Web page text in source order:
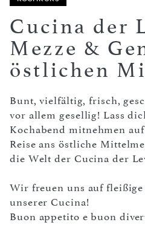
Cucina der
Mezze &
östlichen
Bunt, vielfältig, frisch,
vor allem gesellig! Lass
Kochabend mitnehmen
Reise ans östliche
die Welt der Cucina der
Wir freuen uns auf
unserer Cucina!
Buon appetito e buon